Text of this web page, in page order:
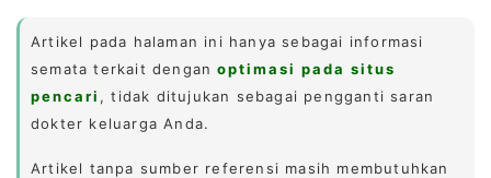
Artikel pada halaman ini hanya sebagai informasi
semata terkait denganoptimasi pada situs
pencari , tidak ditujukan sebagai pengganti saran
dokter keluarga Anda.
Artikel tanpa sumber referensi masih membutuhkan